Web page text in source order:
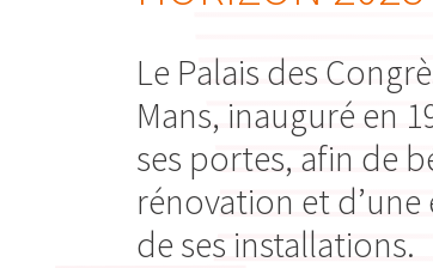
Le Palais des
Mans, inauguré en
ses portes, afin de
rénovation et
de ses installations.